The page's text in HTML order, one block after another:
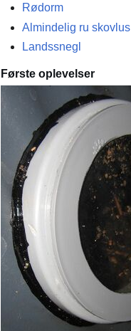
Rødorm
Almindelig ru skovlus
Landssnegl
Første oplevelser